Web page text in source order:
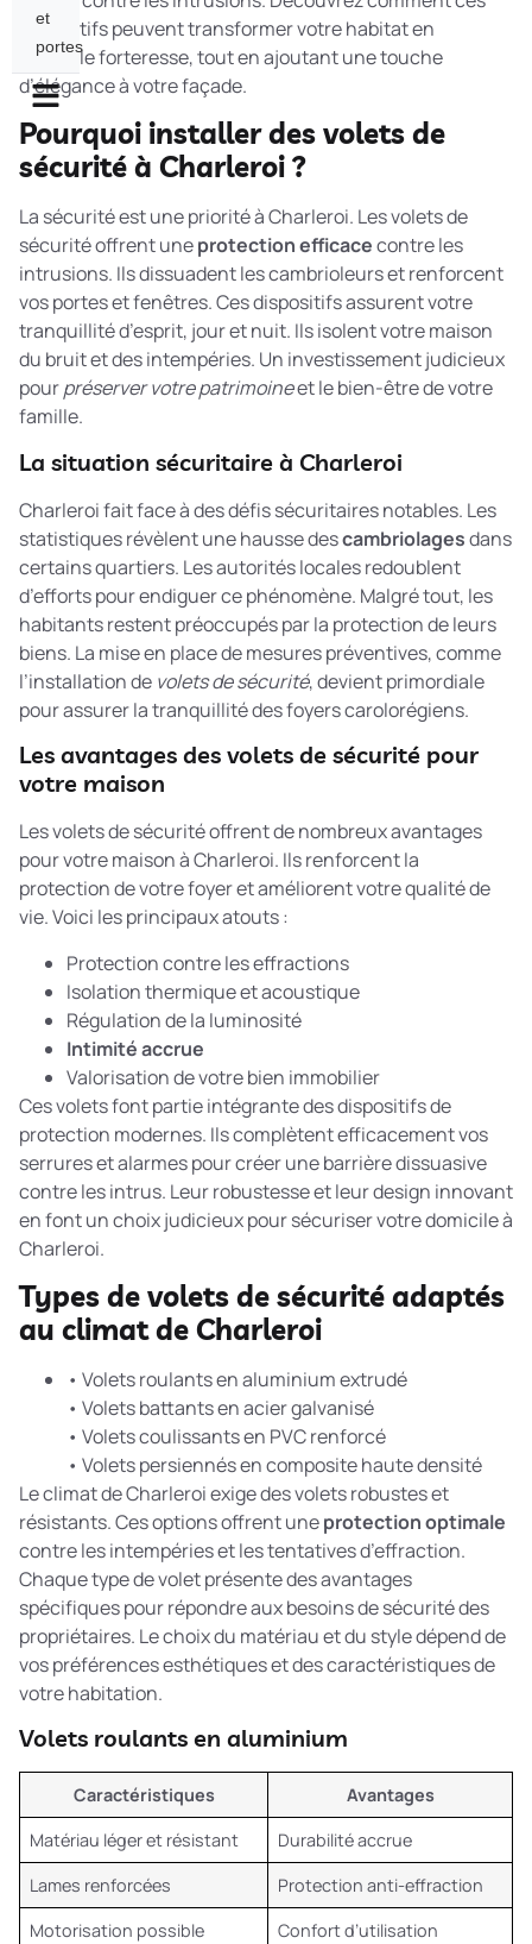
dispositifs peuvent transformer votre habitat en
véritable forteresse, tout en ajoutant une touche
d’élégance à votre façade.
Pourquoi installer des volets de
sécurité à Charleroi ?
La sécurité est une priorité à Charleroi. Les volets de
sécurité offrent uneprotection efficacecontre les
intrusions. Ils dissuadent les cambrioleurs et renforcent
vos portes et fenêtres. Ces dispositifs assurent votre
tranquillité d’esprit, jour et nuit. Ils isolent votre maison
du bruit et des intempéries. Un investissement judicieux
pourpréserver votre patrimoineet le bien-être de votre
famille.
La situation sécuritaire à Charleroi
Charleroi fait face à des défis sécuritaires notables. Les
statistiques révèlent une hausse descambriolagesdans
certains quartiers. Les autorités locales redoublent
d’efforts pour endiguer ce phénomène. Malgré tout, les
habitants restent préoccupés par la protection de leurs
biens. La mise en place de mesures préventives, comme
l’installation de volets de sécurité, devient primordiale
pour assurer la tranquillité des foyers carolorégiens.
Les avantages des volets de sécurité pour
votre maison
Les volets de sécurité offrent de nombreux avantages
pour votre maison à Charleroi. Ils renforcent la
protection de votre foyer et améliorent votre qualité de
vie. Voici les principaux atouts :
Protection contre les effractions
Isolation thermique et acoustique
Régulation de la luminosité
Intimité accrue
Valorisation de votre bien immobilier
Ces volets font partie intégrante desdispositifs de
protection modernes. Ils complètent efficacement vos
serrures et alarmes pour créer une barrière dissuasive
contre les intrus. Leur robustesse et leur design innovant
en font un choix judicieux pour sécuriser votre domicile à
Charleroi.
Types de volets de sécurité adaptés
au climat de Charleroi
• Volets roulants en aluminium extrudé
• Volets battants en acier galvanisé
• Volets coulissants en PVC renforcé
• Volets persiennés en composite haute densité
Le climat de Charleroi exige des volets robustes et
résistants. Ces options offrent uneprotection optimale
contre les intempéries et les tentatives d’effraction.
Chaque type de volet présente des avantages
spécifiques pour répondre aux besoins de sécurité des
propriétaires. Le choix du matériau et du style dépend de
vos préférences esthétiques et des caractéristiques de
votre habitation.
Volets roulants en aluminium
Caractéristiques
Avantages
Matériau léger et résistant
Durabilité accrue
Lames renforcées
Protection anti-effraction
Motorisation possible
Confort d’utilisation
et
portes